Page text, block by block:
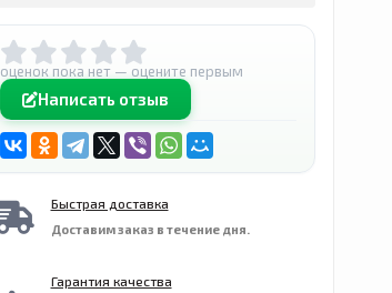
оценок пока нет — оцените первым
Написать отзыв
Быстрая доставка
Доставим заказ в течение дня.
Гарантия качества